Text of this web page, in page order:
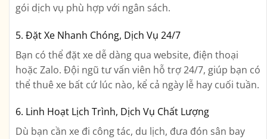
gói dịch vụ phù hợp với ngân sách.
5. Đặt Xe Nhanh Chóng, Dịch Vụ 24/7
Bạn có thể đặt xe dễ dàng qua website, điện thoại
hoặc Zalo. Đội ngũ tư vấn viên hỗ trợ 24/7, giúp bạn có
thể thuê xe bất cứ lúc nào, kể cả ngày lễ hay cuối tuần.
6. Linh Hoạt Lịch Trình, Dịch Vụ Chất Lượng
Dù bạn cần xe đi công tác, du lịch, đưa đón sân bay